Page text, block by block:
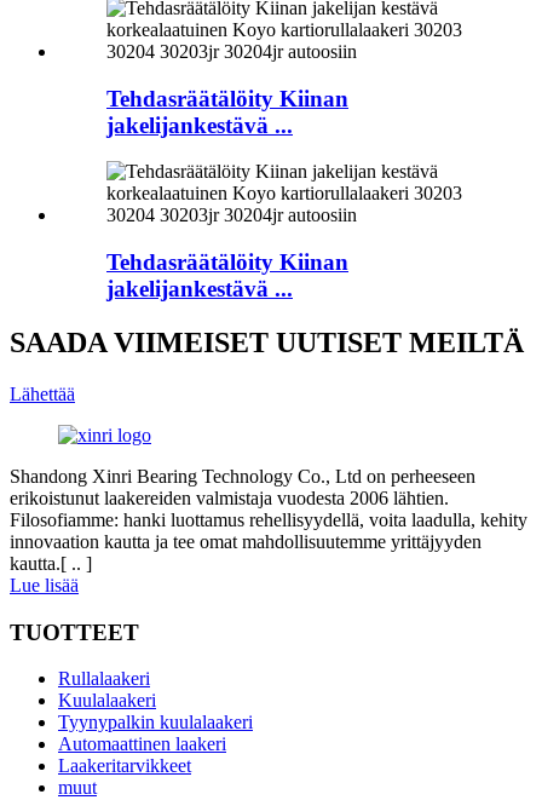
Tehdasräätälöity Kiinan
jakelijankestävä ...
Tehdasräätälöity Kiinan
jakelijankestävä ...
SAADA VIIMEISET UUTISET MEILTÄ
Lähettää
Shandong Xinri Bearing Technology Co., Ltd on perheeseen
erikoistunut laakereiden valmistaja vuodesta 2006 lähtien.
Filosofiamme: hanki luottamus rehellisyydellä, voita laadulla, kehity
innovaation kautta ja tee omat mahdollisuutemme yrittäjyyden
kautta.[ .. ]
Lue lisää
TUOTTEET
Rullalaakeri
Kuulalaakeri
Tyynypalkin kuulalaakeri
Automaattinen laakeri
Laakeritarvikkeet
muut